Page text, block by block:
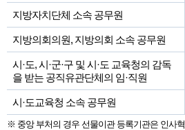
지방자치단체 소속 공무원
지방의회의원, 지방의회 소속 공무원
시·도, 시·군·구 및 시·도 교육청의 감독
을 받는 공직유관단체의 임·직원
시·도교육청 소속 공무원
※ 중앙 부처의 경우 선물이관 등록기관은 인사